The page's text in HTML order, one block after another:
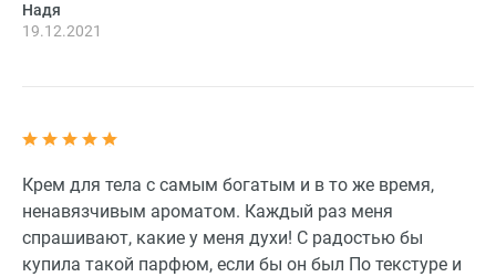
Надя
19.12.2021
Крем для тела с самым богатым и в то же время,
ненавязчивым ароматом. Каждый раз меня
спрашивают, какие у меня духи! С радостью бы
купила такой парфюм, если бы он был По текстуре и